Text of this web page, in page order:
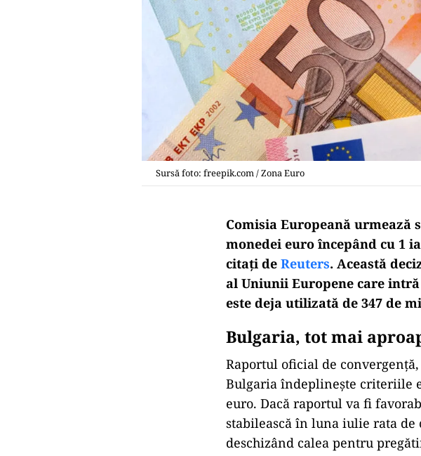
Sursă foto: freepik.com / Zona Euro
Comisia Europeană urmează
monedei euro începând cu 1
citați de Reuters. Această
al Uniunii Europene care
este deja utilizată de 347 de
Bulgaria, tot mai
Raportul oficial de
Bulgaria îndeplinește criteriile
euro. Dacă raportul va fi
stabilească în luna iulie rata de
deschizând calea pentru